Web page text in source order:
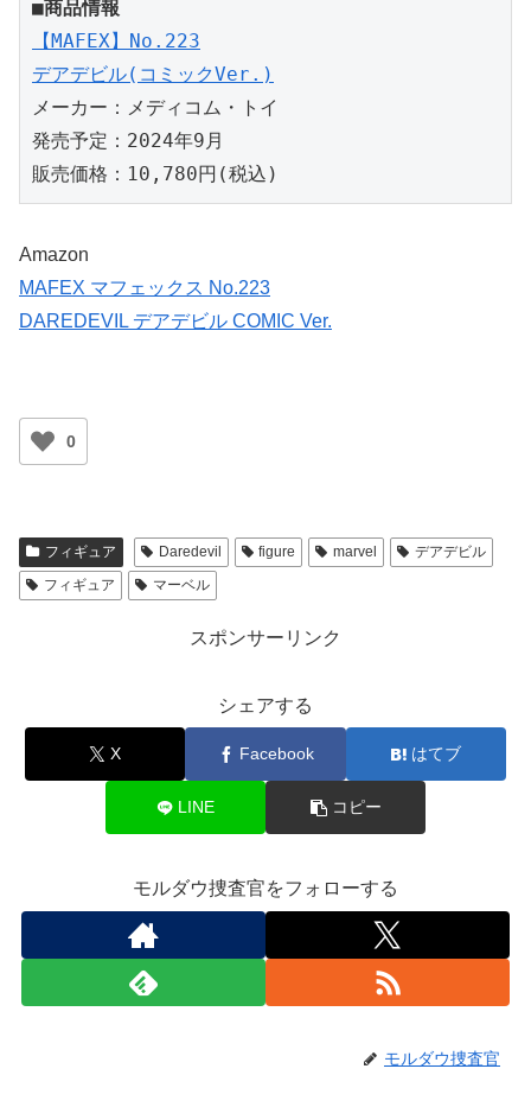
■商品情報
【MAFEX】No.223
デアデビル(コミックVer.)
メーカー：メディコム・トイ
発売予定：2024年9月
販売価格：10,780円(税込)
Amazon
MAFEX マフェックス No.223
DAREDEVIL デアデビル COMIC Ver.
0
フィギュア Daredevil figure marvel
デアデビル
フィギュア
マーベル
スポンサーリンク
シェアする
X Facebook はてブ
LINE コピー
モルダウ捜査官をフォローする
モルダウ捜査官